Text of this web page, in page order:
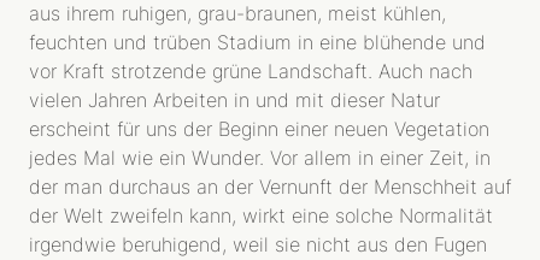
aus ihrem ruhigen, grau-braunen, meist kühlen,
feuchten und trüben Stadium in eine blühende und
vor Kraft strotzende grüne Landschaft. Auch nach
vielen Jahren Arbeiten in und mit dieser Natur
erscheint für uns der Beginn einer neuen Vegetation
jedes Mal wie ein Wunder. Vor allem in einer Zeit, in
der man durchaus an der Vernunft der Menschheit auf
der Welt zweifeln kann, wirkt eine solche Normalität
irgendwie beruhigend, weil sie nicht aus den Fugen